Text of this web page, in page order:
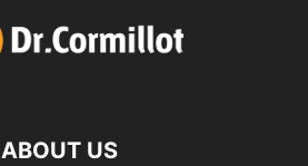
ABOUT US